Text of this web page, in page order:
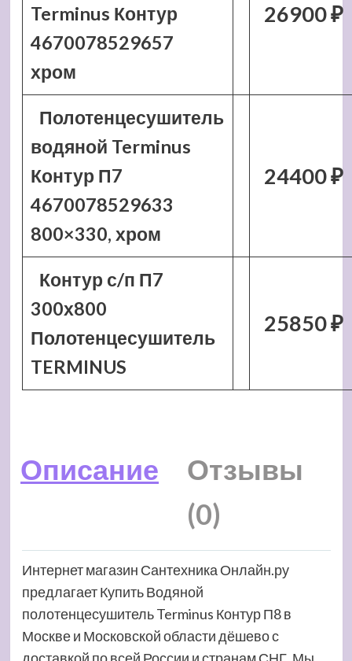
Terminus Контур
4670078529657
хром
26900 ₽
Полотенцесушитель
водяной Terminus
Контур П7
4670078529633
800×330, хром
24400 ₽
Контур с/п П7
300х800
Полотенцесушитель
TERMINUS
25850 ₽
Описание
Отзывы
(0)
Интернет магазин Сантехника Онлайн.ру
предлагает Купить Водяной
полотенцесушитель Terminus Контур П8 в
Москве и Московской области дёшево с